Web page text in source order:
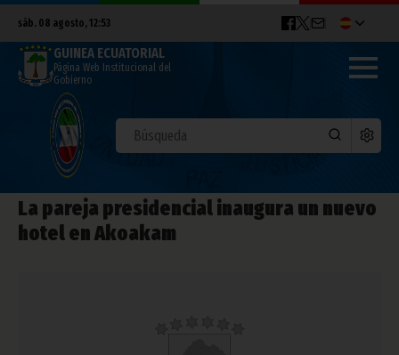
sáb. 08 agosto, 12:53
GUINEA ECUATORIAL
Página Web Institucional del
Gobierno
La pareja presidencial inaugura un nuevo
hotel en Akoakam